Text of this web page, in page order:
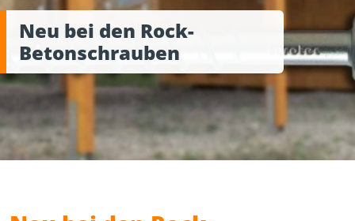
Neu bei den Rock-
Betonschrauben